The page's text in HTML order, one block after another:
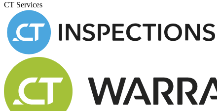
CT Services